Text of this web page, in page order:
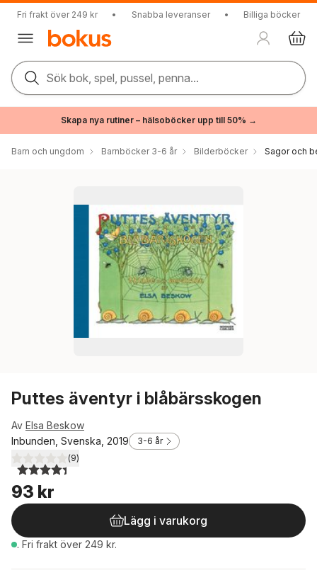
Fri frakt över 249 kr • Snabba leveranser • Billiga böcker
Sök bok, spel, pussel, penna...
Skapa nya rutiner – hälsoböcker upp till 50% →
Barn och ungdom Barnböcker 3-6 år Bilderböcker Sagor och
Puttes äventyr i blåbärsskogen
Av Elsa Beskow
Inbunden, Svenska, 2019
3-6 år
4,4utav 5 stjärnor. Totalt antal röster:
(9)
93 kr
Lägg i varukorg
. Fri frakt över 249 kr.